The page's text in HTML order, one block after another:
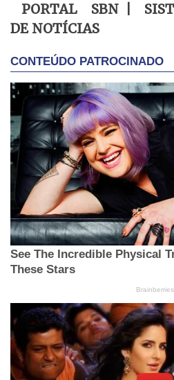
PORTAL SBN |
DE NOTÍCIAS